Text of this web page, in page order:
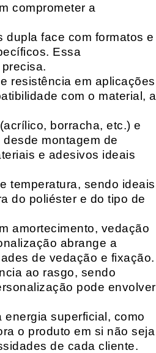
comprometer a
dupla face com formatos e
Essa
resistência em aplicações
com o material, a
borracha, etc.) e
montagem de
e adesivos ideais
temperatura, sendo ideais
do poliéster e do tipo de
amortecimento, vedação
abrange a
de vedação e fixação.
ao rasgo, sendo
pode envolver
superficial, como
o produto em si não seja
de cada cliente.